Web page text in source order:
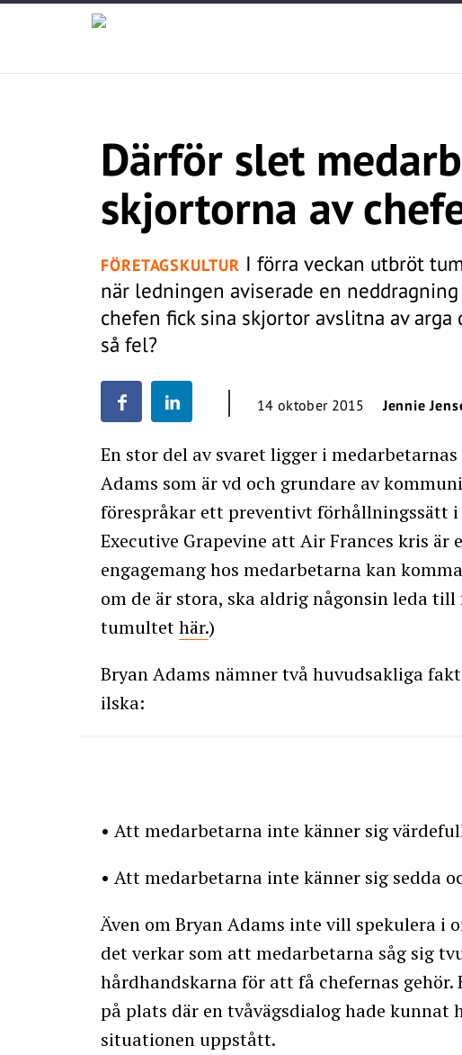
Därför slet
skjortorna av
FÖRETAGSKULTUR I förra veckan utbröt
när ledningen aviserade en
chefen fick sina skjortor avslitna av
så fel?
14 oktober 2015 Jennie
En stor del av svaret ligger i
Adams som är vd och grundare av
förespråkar ett preventivt förhållningssätt
Executive Grapevine att Air Frances kris
engagemang hos medarbetarna kan
om de är stora, ska aldrig någonsin leda
tumultethär.)
Bryan Adams nämner två huvudsakliga
ilska:
• Att medarbetarna inte känner sig
• Att medarbetarna inte känner sig sedda
Även om Bryan Adams inte vill spekulera i
det verkar som att medarbetarna såg sig
hårdhandskarna för att få chefernas
på plats där en tvåvägsdialog hade kunnat
situationen uppstått.